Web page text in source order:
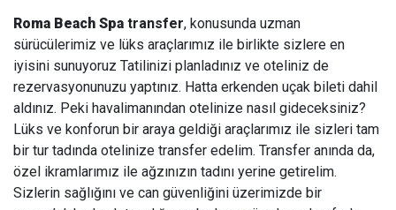
Roma Beach Spa transfer, konusunda uzman
sürücülerimiz ve lüks araçlarımız ile birlikte sizlere en
iyisini sunuyoruz Tatilinizi planladınız ve oteliniz de
rezervasyonunuzu yaptınız. Hatta erkenden uçak bileti dahil
aldınız. Peki havalimanından otelinize nasıl gideceksiniz?
Lüks ve konforun bir araya geldiği araçlarımız ile sizleri tam
bir tur tadında otelinize transfer edelim. Transfer anında da,
özel ikramlarımız ile ağzınızın tadını yerine getirelim.
Sizlerin sağlığını ve can güvenliğini üzerimizde bir